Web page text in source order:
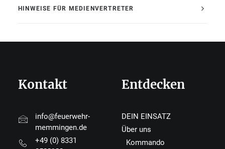
HINWEISE FÜR MEDIENVERTRETER
Kontakt
info@feuerwehr-
memmingen.de
+49 (0) 8331
Entdecken
DEIN EINSATZ
Über uns
Kommando